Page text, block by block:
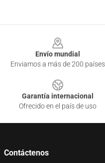
Envío mundial
Enviamos a más de 200 países
Garantía internacional
Ofrecido en el país de uso
Contáctenos